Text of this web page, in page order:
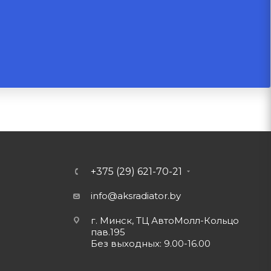
+375 (29) 621-70-21
info@aksradiator.by
г. Минск, ТЦ АвтоМолл-Кольцо
пав.195
Без выходных: 9.00-16.00